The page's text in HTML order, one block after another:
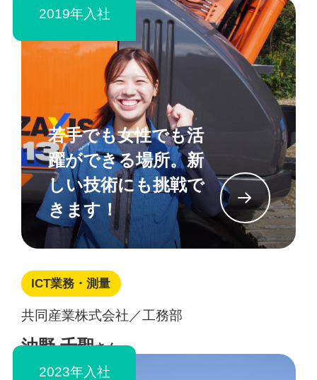
2019年入社
若手でも女性でも活
躍ができる場所。新
しい技術にも挑戦で
きます！
イン
ICT業務・測量
共同産業株式会社／工務部
油野 千聖さん
2023年入社